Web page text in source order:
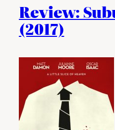
Review:
(2017)